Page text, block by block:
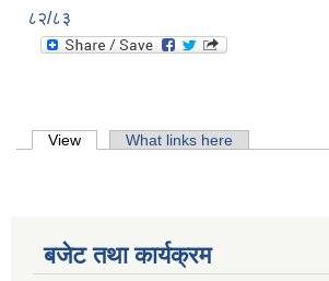
८२/८३
Primary tabs
View (active tab)What links here
बजेट तथा कार्यक्रम